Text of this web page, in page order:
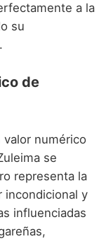
a la
su
de
valor numérico
se
representa la
incondicional y
influenciadas